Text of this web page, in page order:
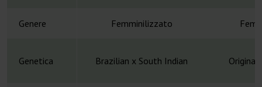
Genere Femminilizzato
Genetica Brazilian x South Indian Original